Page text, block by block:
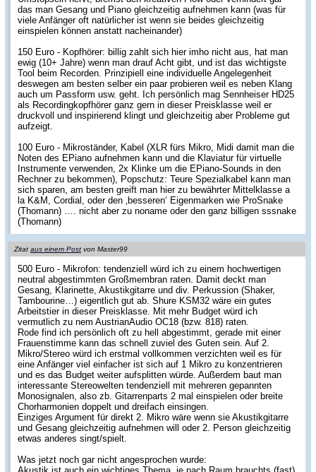
das man Gesang und Piano gleichzeitig aufnehmen kann (was für
viele Anfänger oft natürlicher ist wenn sie beides gleichzeitig
einspielen können anstatt nacheinander)
150 Euro - Kopfhörer: billig zahlt sich hier imho nicht aus, hat man
ewig (10+ Jahre) wenn man drauf Acht gibt, und ist das wichtigste
Tool beim Recorden. Prinzipiell eine individuelle Angelegenheit
deswegen am besten selber ein paar probieren weil es neben Klang
auch um Passform usw. geht. Ich persönlich mag Sennheiser HD25
als Recordingkopfhörer ganz gern in dieser Preisklasse weil er
druckvoll und inspirierend klingt und gleichzeitig aber Probleme gut
aufzeigt.
100 Euro - Mikroständer, Kabel (XLR fürs Mikro, Midi damit man die
Noten des EPiano aufnehmen kann und die Klaviatur für virtuelle
Instrumente verwenden, 2x Klinke um die EPiano-Sounds in den
Rechner zu bekommen), Popschutz: Teure Spezialkabel kann man
sich sparen, am besten greift man hier zu bewährter Mittelklasse a
la K&M, Cordial, oder den ‚besseren‘ Eigenmarken wie ProSnake
(Thomann) …. nicht aber zu noname oder den ganz billigen sssnake
(Thomann)
Zitat aus einem Post von Master99
500 Euro - Mikrofon: tendenziell würd ich zu einem hochwertigen
neutral abgestimmten Großmembran raten. Damit deckt man
Gesang, Klarinette, Akustikgitarre und div. Perkussion (Shaker,
Tambourine…) eigentlich gut ab. Shure KSM32 wäre ein gutes
Arbeitstier in dieser Preisklasse. Mit mehr Budget würd ich
vermutlich zu nem AustrianAudio OC18 (bzw. 818) raten.
Rode find ich persönlich oft zu hell abgestimmt, gerade mit einer
Frauenstimme kann das schnell zuviel des Guten sein. Auf 2.
Mikro/Stereo würd ich erstmal vollkommen verzichten weil es für
eine Anfänger viel einfacher ist sich auf 1 Mikro zu konzentrieren
und es das Budget weiter aufsplitten würde. Außerdem baut man
interessante Stereowelten tendenziell mit mehreren gepannten
Monosignalen, also zb. Gitarrenparts 2 mal einspielen oder breite
Chorharmonien doppelt und dreifach einsingen.
Einziges Argument für direkt 2. Mikro wäre wenn sie Akustikgitarre
und Gesang gleichzeitig aufnehmen will oder 2. Person gleichzeitig
etwas anderes singt/spielt.
Was jetzt noch gar nicht angesprochen wurde: